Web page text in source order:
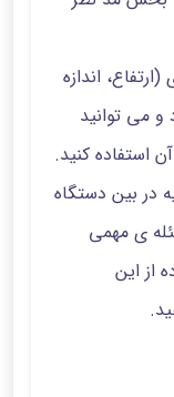
اندازه
می توانید
استفاده کنید.
در بین دستگاه
ی مهمی
از این